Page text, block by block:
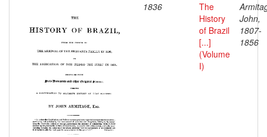
1836
The
History
of Brazil
[...]
(Volume
I)
John,
1807-
1856